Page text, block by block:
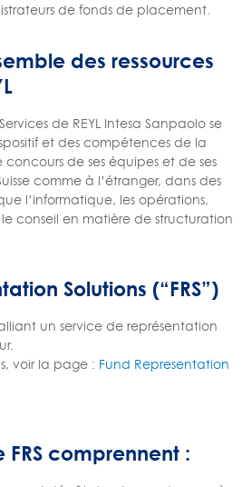
de fonds de placement.
des ressources
de REYL Intesa Sanpaolo se
et des compétences de la
de ses équipes et de ses
comme à l’étranger, dans des
l’informatique, les opérations,
conseil en matière de structuration
Solutions (“FRS”)
un service de représentation
voir la page : Fund Representation
FRS comprennent :